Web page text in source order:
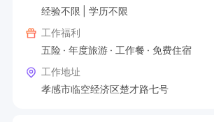
经验不限
学历不限
工作福利
五险
年度旅游 工作餐
免费住宿
工作地址
孝感市临空经济区楚才路七号